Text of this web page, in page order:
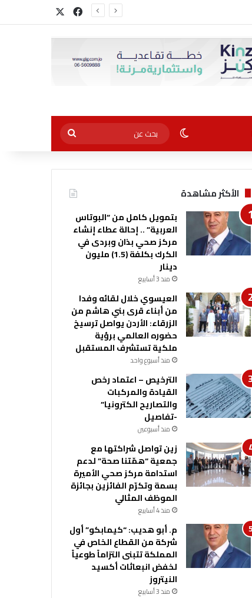
فيسبوك
الوضع المظلم
بحث
عن
الأكثر مشاهدة
بتمويل كامل من “البوتاس
العربية” .. إحالة عطاء إنشاء
مركز صحي بذان وبردى في
الكرك بكلفة (1.5) مليون
دينار
منذ 3 أسابيع
العيسوي خلال لقائه وفدا
من أبناء قرى بني هاشم من
الزرقاء: الأردن يواصل ترسيخ
حضوره العالمي برؤية
ملكية تستشرف المستقبل
منذ أسبوع واحد
الترخيص – اعتماد رخص
القيادة والمركبات
والتصاريح الكترونيا”
-تفاصيل
منذ أسبوعين
زين تواصل شراكتها مع
جمعية “همّتنا صحة” لدعم
استدامة مركز صحي الأميرة
بسمة وتكرّم الفائزين بجائزة
الموظف المثالي
منذ 4 أسابيع
م. أبو هديب: “كيمابكو” أول
شركة من القطاع الخاص في
المملكة تتبنى التزاماً طوعياً
لخفض انبعاثات أكسيد
النيتروز
منذ 3 أسابيع